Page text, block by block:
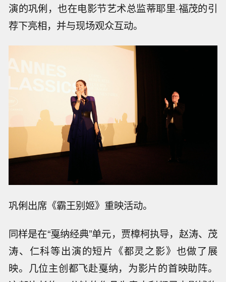
演的巩俐，也在电影节艺术总监蒂耶里·福茂的引
荐下亮相，并与现场观众互动。
巩俐出席《霸王别姬》重映活动。
同样是在“戛纳经典”单元，贾樟柯执导，赵涛、茂
涛、仁科等出演的短片《都灵之影》也做了展
映。几位主创都飞赴戛纳，为影片的首映助阵。